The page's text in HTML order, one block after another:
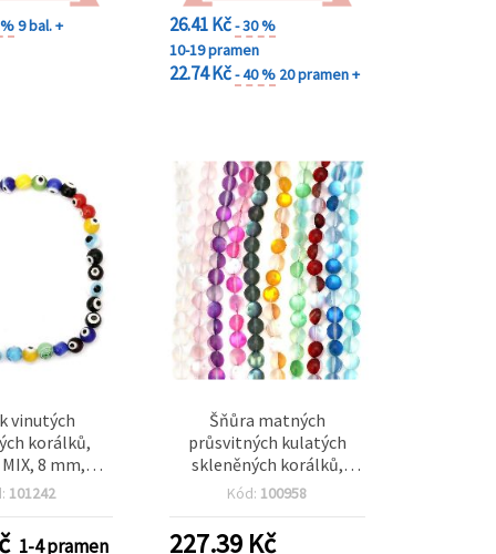
9 bal. + 26.41 Kč- 30 %
10-19 pramen
22.74 Kč- 40 % 20 pramen +
vinutých
korálků,
8 mm,
mm, ~48 ks
101242
1-4 pramen
Šňůra matných
průsvitných kulatých
skleněných korálků,
duhový mix barev, 12 mm,
materiál na výrobu
Kód: 100958
227.39Kč